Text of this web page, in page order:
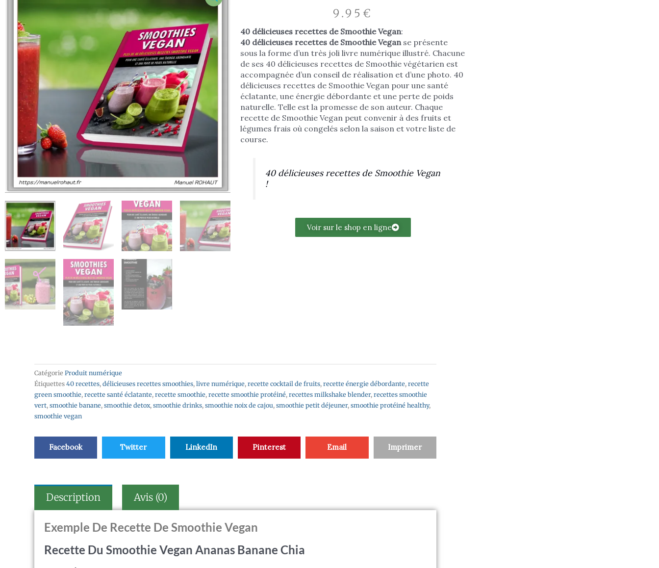
9.95 €
40 délicieuses recettes de Smoothie Vegan:
40 délicieuses recettes de Smoothie Veganse présente
sous la forme d’un très joli livre numérique illustré. Chacune
de ses 40 délicieuses recettes de Smoothie végétarien est
accompagnée d’un conseil de réalisation et d’une photo. 40
délicieuses recettes de Smoothie Vegan pour une santé
éclatante, une énergie débordante et une perte de poids
naturelle. Telle est la promesse de son auteur. Chaque
recette de Smoothie Vegan peut convenir à des fruits et
légumes frais où congelés selon la saison et votre liste de
course.
40 délicieuses recettes de Smoothie Vegan
!
Voir sur le shop en ligne
Catégorie Produit numérique
Étiquettes 40 recettes, délicieuses recettes smoothies, livre numérique, recette cocktail de fruits, recette énergie débordante, recette
green smoothie, recette santé éclatante, recette smoothie, recette smoothie protéiné, recettes milkshake blender, recettes smoothie
vert, smoothie banane, smoothie detox, smoothie drinks, smoothie noix de cajou, smoothie petit déjeuner, smoothie protéiné healthy,
smoothie vegan
Facebook Twitter LinkedIn Pinterest Email Imprimer
Description Avis (0)
Exemple De Recette De Smoothie Vegan
Recette Du Smoothie Vegan Ananas Banane Chia